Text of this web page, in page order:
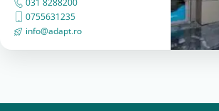
0755631235
info@adapt.ro